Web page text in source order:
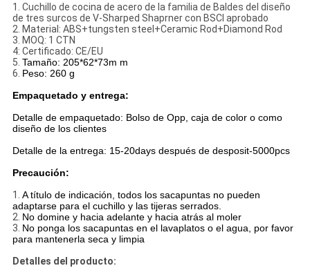
1. Cuchillo de cocina de acero de la familia de Baldes del diseño
de tres surcos de V-Sharped Shaprner con BSCI aprobado
2. Material: ABS+tungsten steel+Ceramic Rod+Diamond Rod
3. MOQ: 1 CTN
4: Certificado: CE/EU
5. Tamaño: 205*62*73m m
6. Peso: 260 g
Empaquetado y entrega:
Detalle de empaquetado: Bolso de Opp, caja de color o como
diseño de los clientes
Detalle de la entrega: 15-20days después de desposit-5000pcs
Precaución:
1. A título de indicación, todos los sacapuntas no pueden
adaptarse para el cuchillo y las tijeras serrados.
2. No domine y hacia adelante y hacia atrás al moler
3. No ponga los sacapuntas en el lavaplatos o el agua, por favor
para mantenerla seca y limpia
Detalles del producto: